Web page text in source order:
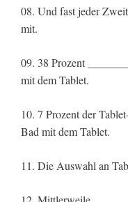
08. Und fast jeder
mit.
09. 38 Prozent
mit dem Tablet.
10. 7 Prozent der
Bad mit dem Tablet.
11. Die Auswahl an